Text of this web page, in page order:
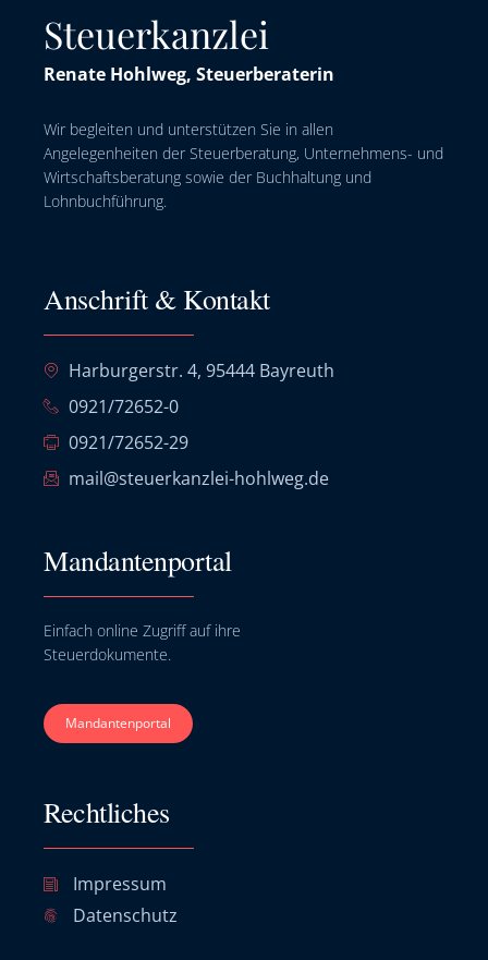
Steuerkanzlei
Renate Hohlweg, Steuerberaterin
Wir begleiten und unterstützen Sie in allen
Angelegenheiten der Steuerberatung, Unternehmens- und
Wirtschaftsberatung sowie der Buchhaltung und
Lohnbuchführung.
Anschrift & Kontakt
Harburgerstr. 4, 95444 Bayreuth
0921/72652-0
0921/72652-29
mail@steuerkanzlei-hohlweg.de
Mandantenportal
Einfach online Zugriff auf ihre
Steuerdokumente.
Mandantenportal
Rechtliches
Impressum
Datenschutz